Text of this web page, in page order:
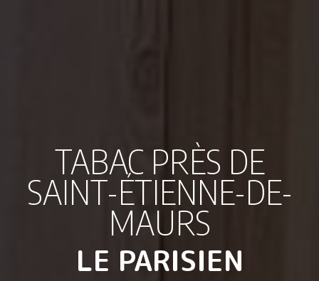
TABAC PRÈS DE
SAINT-ÉTIENNE-DE-
MAURS
LE PARISIEN